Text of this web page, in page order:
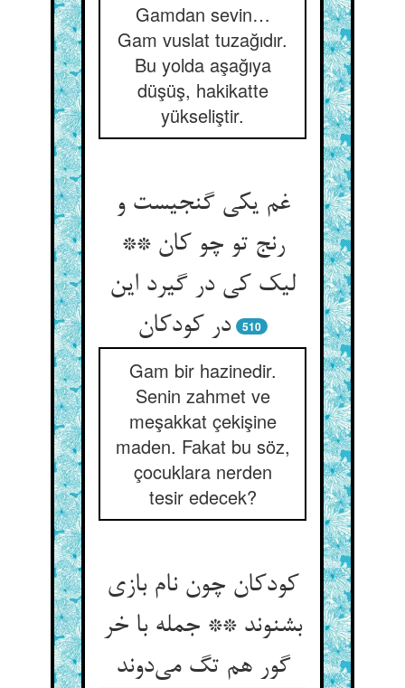
Gamdan sevin…
Gam vuslat tuzağıdır.
Bu yolda aşağıya
düşüş, hakikatte
yükseliştir.
غم یکی گنجیست و
رنج تو چو کان **
لیک کی در گیرد این
در کودکان
510
Gam bir hazinedir.
Senin zahmet ve
meşakkat çekişine
maden. Fakat bu söz,
çocuklara nerden
tesir edecek?
کودکان چون نام بازی
بشنوند ** جمله با خر
گور هم تگ می‌دوند